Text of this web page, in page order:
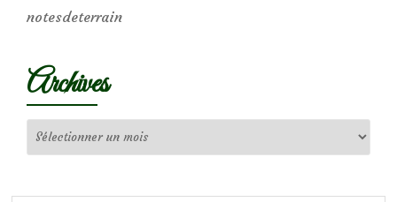
notesdeterrain
Archives